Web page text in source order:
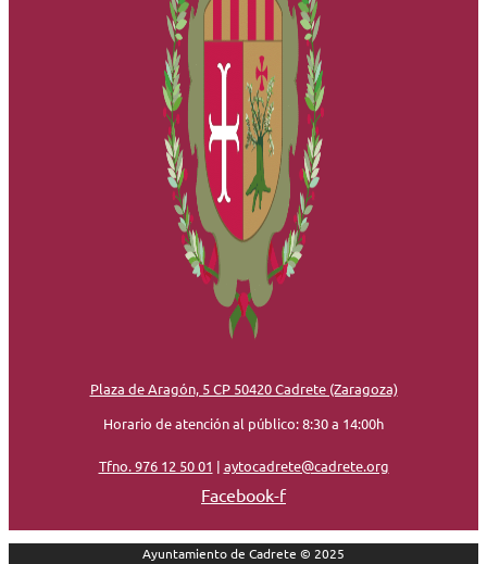
Plaza de Aragón, 5 CP 50420 Cadrete (Zaragoza)
Horario de atención al público: 8:30 a 14:00h
Tfno. 976 12 50 01 | aytocadrete@cadrete.org
Facebook-f
Ayuntamiento de Cadrete © 2025